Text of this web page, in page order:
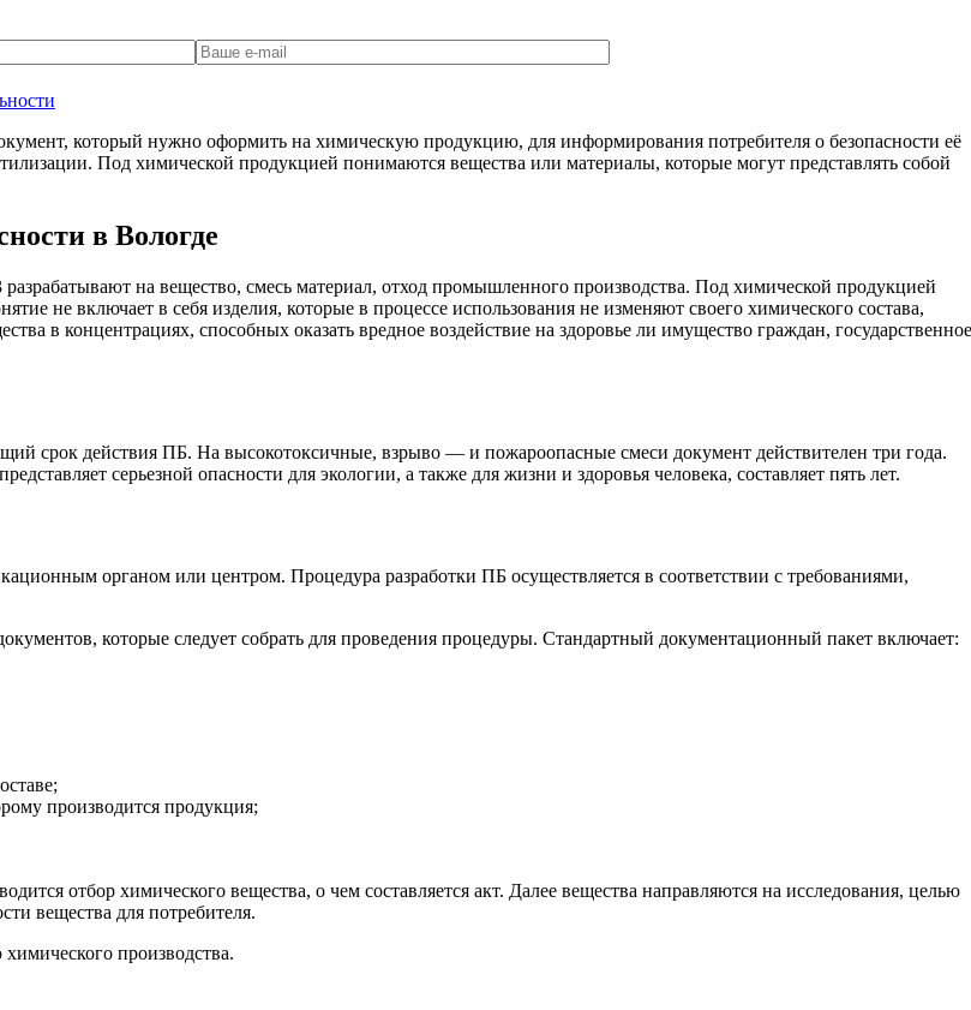
который нужно оформить на химическую продукцию, для информирования потребителя о безопасности её
Под химической продукцией понимаются вещества или материалы, которые могут представлять собой
в Вологде
на вещество, смесь материал, отход промышленного производства. Под химической продукцией
не включает в себя изделия, которые в процессе использования не изменяют своего химического состава,
в концентрациях, способных оказать вредное воздействие на здоровье ли имущество граждан, государственное
срок действия ПБ. На высокотоксичные, взрыво — и пожароопасные смеси документ действителен три года.
серьезной опасности для экологии, а также для жизни и здоровья человека, составляет пять лет.
органом или центром. Процедура разработки ПБ осуществляется в соответствии с требованиями,
которые следует собрать для проведения процедуры. Стандартный документационный пакет включает:
производится продукция;
отбор химического вещества, о чем составляется акт. Далее вещества направляются на исследования, целью
вещества для потребителя.
производства.